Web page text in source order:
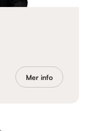
Mer info